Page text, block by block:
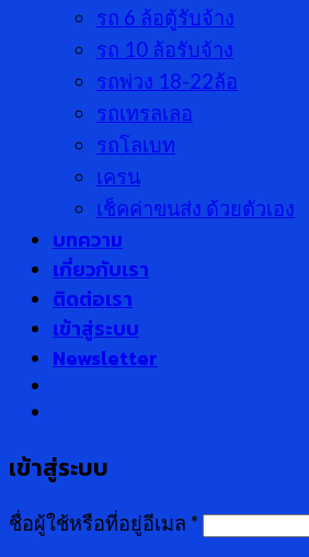
รถ 6 ล้อตู้รับจ้าง
รถ 10 ล้อรับจ้าง
รถพ่วง 18-22ล้อ
รถเทรลเลอ
รถโลเบท
เครน
เช็คค่าขนส่ง ด้วยตัวเอง
บทความ
เกี่ยวกับเรา
ติดต่อเรา
เข้าสู่ระบบ
Newsletter
เข้าสู่ระบบ
ชื่อผู้ใช้หรือที่อยู่อีเมล *